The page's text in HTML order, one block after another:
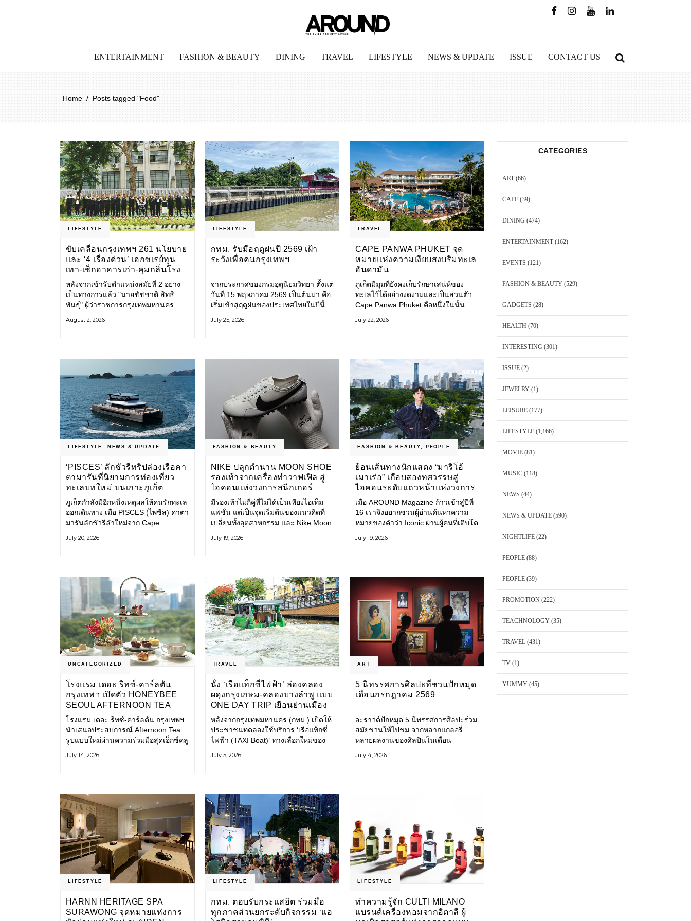
ENTERTAINMENT FASHION & BEAUTY DINING TRAVEL LIFESTYLE NEWS & UPDATE ISSUE CONTACT US
Home / Posts tagged "Food"
LIFESTYLE
ขับเคลื่อนกรุงเทพฯ 261 นโยบาย
และ ‘4 เรื่องด่วน’ เอกซเรย์ทุน
เทา-เช็กอาคารเก่า-คุมกลิ่นโรง
ขยะ-ขีดเส้นสอบทุจริต
หลังจากเข้ารับตำแหน่งสมัยที่ 2 อย่าง
เป็นทางการแล้ว "นายชัชชาติ สิทธิ
พันธุ์" ผู้ว่าราชการกรุงเทพมหานคร
แปลงนโยบายสู่แผนยุทธศาสตร์ จัด
August 2, 2026
LIFESTYLE
กทม. รับมือฤดูฝนปี 2569 เฝ้า
ระวังเพื่อคนกรุงเทพฯ
จากประกาศของกรมอุตุนิยมวิทยา ตั้งแต่
วันที่ 15 พฤษภาคม 2569 เป็นต้นมา คือ
เริ่มเข้าสู่ฤดูฝนของประเทศไทยในปีนี้
รับมือน้ำท่วม และเดินหน้าพัฒนา
July 25, 2026
TRAVEL
CAPE PANWA PHUKET จุด
หมายแห่งความเงียบสงบริมทะเล
อันดามัน
ภูเก็ตมีมุมที่ยังคงเก็บรักษาเสน่ห์ของ
ทะเลไว้ได้อย่างงดงามและเป็นส่วนตัว
Cape Panwa Phuket คือหนึ่งในนั้น
& Kantary Hotels ตั้งอยู่บนแหลมพันวา
July 22, 2026
LIFESTYLE NEWS & UPDATE
‘PISCES’ ลักชัวรีทริปล่องเรือคา
ตามารันที่นิยามการท่องเที่ยว
ทะเลบทใหม่ บนเกาะภูเก็ต
ภูเก็ตกำลังมีอีกหนึ่งเหตุผลให้คนรักทะเล
ออกเดินทาง เมื่อ PISCES (ไพซีส) คาตา
มารันลักชัวรีลำใหม่จาก Cape
ทะเลอันดามันและอ่าวพังงาในมุมที่ต่าง
เป็นส่วนหนึ่งของการเดินทาง ทั้งงาน
บริการ สิ่งอำนวยความสะดวก
July 20, 2026
FASHION & BEAUTY
NIKE ปลุกตำนาน MOON SHOE
รองเท้าจากเครื่องทำวาฟเฟิล สู่
ไอคอนแห่งวงการสนีกเกอร์
มีรองเท้าไม่กี่คู่ที่ไม่ได้เป็นเพียงไอเท็ม
แฟชั่น แต่เป็นจุดเริ่มต้นของแนวคิดที่
เปลี่ยนทั้งอุตสาหกรรม และ Nike Moon
ไอคอนที่ถือกำเนิดเมื่อกว่าครึ่งศตวรรษ
Nike
July 19, 2026
FASHION & BEAUTY PEOPLE
ย้อนเส้นทางนักแสดง “มาริโอ้
เมาเร่อ” เกือบสองทศวรรษสู่
ไอคอนระดับแถวหน้าแห่งวงการ
บันเทิงไทย
เมื่อ AROUND Magazine ก้าวเข้าสู่ปีที่
16 เราจึงอยากชวนผู้อ่านค้นหาความ
หมายของคำว่า Iconic ผ่านผู้คนที่เติบโต
ตนไว้อย่างมั่นคง หนึ่งในนั้นคือ มาริโอ้
July 19, 2026
UNCATEGORIZED
โรงแรม เดอะ ริทซ์-คาร์ลตัน
กรุงเทพฯ เปิดตัว HONEYBEE
SEOUL AFTERNOON TEA
COLLABORATION ณ คาเลโอ
(CALEŌ) ชวนสัมผัสเสน่ห์ของ
ขนมหวานร่วมสมัยจากกรุงโซล
โรงแรม เดอะ ริทซ์-คาร์ลตัน กรุงเทพฯ
นำเสนอประสบการณ์ Afternoon Tea
รูปแบบใหม่ผ่านความร่วมมือสุดเอ็กซ์คลู
หวานสไตล์ฝรั่งเศสร่วมสมัยชื่อดังจาก
July 14, 2026
TRAVEL
นั่ง ‘เรือแท็กซี่ไฟฟ้า’ ล่องคลอง
ผดุงกรุงเกษม-คลองบางลำพู แบบ
ONE DAY TRIP เยือนย่านเมือง
เก่า เที่ยววิถีสโลว์ไลฟ์แบบรักษ์
โลก
หลังจากกรุงเทพมหานคร (กทม.) เปิดให้
ประชาชนทดลองใช้บริการ ‘เรือแท็กซี่
ไฟฟ้า (TAXI Boat)’ ทางเลือกใหม่ของ
และเป็นมิตรกับสิ่งแวดล้อม ผ่าน
July 5, 2026
ART
5 นิทรรศการศิลปะที่ชวนปักหมุด
เดือนกรกฎาคม 2569
อะราวด์ปักหมุด 5 นิทรรศการศิลปะร่วม
สมัยชวนให้ไปชม จากหลากแกลอรี่
หลายผลงานของศิลปินในเดือน
วันนี้ – 16 สิงหาคม 2569 นิทรรศการ
July 4, 2026
LIFESTYLE
HARNN HERITAGE SPA
SURAWONG จุดหมายแห่งการ
LIFESTYLE
กทม. ตอบรับกระแสฮิต ร่วมมือ
ทุกภาคส่วนยกระดับกิจกรรม ‘แอ
LIFESTYLE
ทำความรู้จัก CULTI MILANO
แบรนด์เครื่องหอมจากอิตาลี ผู้
CATEGORIES
ART(66)
CAFE (39)
DINING (474)
ENTERTAINMENT(162)
EVENTS (121)
FASHION & BEAUTY (529)
GADGETS (28)
HEALTH (70)
INTERESTING (301)
ISSUE (2)
JEWELRY (1)
LEISURE (177)
LIFESTYLE (1,166)
MOVIE (81)
MUSIC (118)
NEWS (44)
NEWS & UPDATE (590)
NIGHTLIFE (22)
PEOPLE (88)
PEOPLE (39)
PROMOTION (222)
TEACHNOLOGY (35)
TRAVEL (431)
TV (1)
YUMMY (45)